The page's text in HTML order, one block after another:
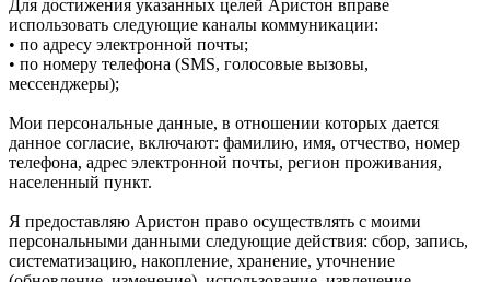
Для достижения указанных целей Аристон вправе
использовать следующие каналы коммуникации:
• по адресу электронной почты;
• по номеру телефона (SMS, голосовые вызовы,
мессенджеры);
Мои персональные данные, в отношении которых дается
данное согласие, включают: фамилию, имя, отчество, номер
телефона, адрес электронной почты, регион проживания,
населенный пункт.
Я предоставляю Аристон право осуществлять с моими
персональными данными следующие действия: сбор, запись,
систематизацию, накопление, хранение, уточнение